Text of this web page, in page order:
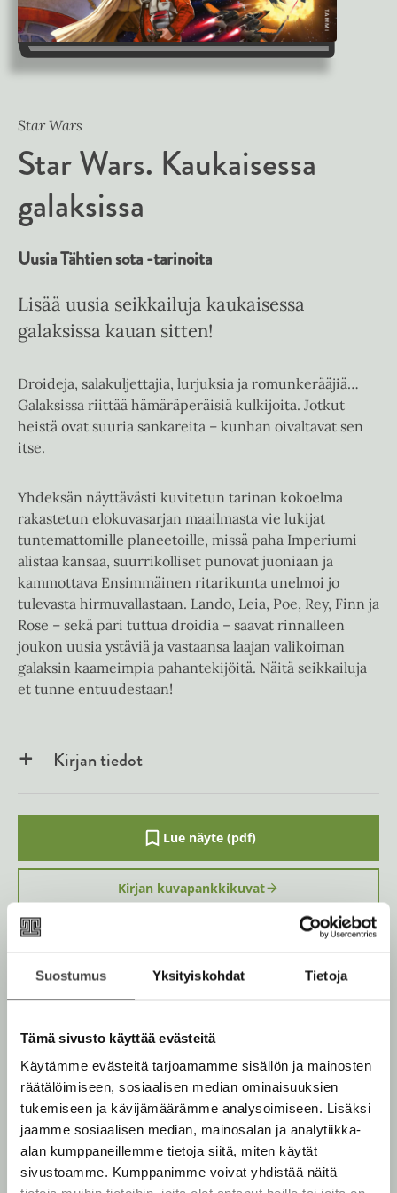
Suostumus Yksityiskohdat Tietoja
Tämä sivusto käyttää evästeitä
Käytämme evästeitä tarjoamamme sisällön ja mainosten
räätälöimiseen, sosiaalisen median ominaisuuksien
tukemiseen ja kävijämäärämme analysoimiseen. Lisäksi
jaamme sosiaalisen median, mainosalan ja analytiikka-
alan kumppaneillemme tietoja siitä, miten käytät
sivustoamme. Kumppanimme voivat yhdistää näitä
Star Wars
Star Wars. Kaukaisessa
galaksissa
Uusia Tähtien sota -tarinoita
Lisää uusia seikkailuja kaukaisessa
galaksissa kauan sitten!
Droideja, salakuljettajia, lurjuksia ja romunkerääjiä…
Galaksissa riittää hämäräperäisiä kulkijoita. Jotkut
heistä ovat suuria sankareita – kunhan oivaltavat sen
itse.
Yhdeksän näyttävästi kuvitetun tarinan kokoelma
rakastetun elokuvasarjan maailmasta vie lukijat
tuntemattomille planeetoille, missä paha Imperiumi
alistaa kansaa, suurrikolliset punovat juoniaan ja
kammottava Ensimmäinen ritarikunta unelmoi jo
tulevasta hirmuvallastaan. Lando, Leia, Poe, Rey, Finn ja
Rose – sekä pari tuttua droidia – saavat rinnalleen
joukon uusia ystäviä ja vastaansa laajan valikoiman
galaksin kaameimpia pahantekijöitä. Näitä seikkailuja
et tunne entuudestaan!
Kirjan tiedot
Lue näyte (pdf)
A
u
k
e
a
e
ä
i
l
h
t
e
e
n
Kirjan kuvapankkikuvat
Osta teos
O
t
a
r
j
a
.
f
i
K
u
u
n
t
e
Rikastettu e-kirja
B
o
o
k
b
e
K
u
u
n
t
Äänikirja
B
o
o
k
b